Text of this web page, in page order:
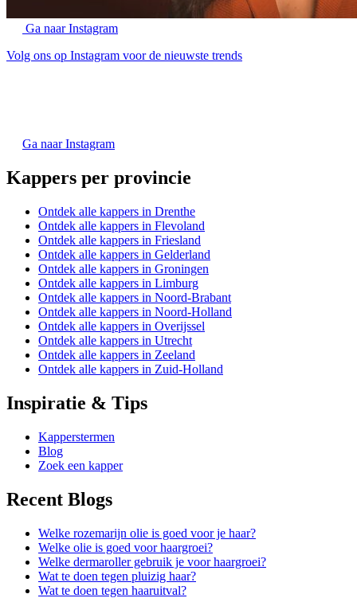
Ga naar Instagram
Volg ons op Instagram voor de nieuwste trends
Ga naar Instagram
Kappers per provincie
Ontdek alle kappers in Drenthe
Ontdek alle kappers in Flevoland
Ontdek alle kappers in Friesland
Ontdek alle kappers in Gelderland
Ontdek alle kappers in Groningen
Ontdek alle kappers in Limburg
Ontdek alle kappers in Noord-Brabant
Ontdek alle kappers in Noord-Holland
Ontdek alle kappers in Overijssel
Ontdek alle kappers in Utrecht
Ontdek alle kappers in Zeeland
Ontdek alle kappers in Zuid-Holland
Inspiratie & Tips
Kapperstermen
Blog
Zoek een kapper
Recent Blogs
Welke rozemarijn olie is goed voor je haar?
Welke olie is goed voor haargroei?
Welke dermaroller gebruik je voor haargroei?
Wat te doen tegen pluizig haar?
Wat te doen tegen haaruitval?